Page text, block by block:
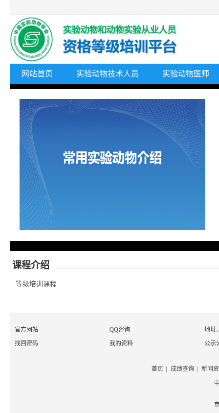
网站首页 实验动物技术人员 实验动物医师
课程介绍
等级培训课程
官方网站 QQ咨询
地址:
找回密码
我的资料 公示
首页 成绩查询 新闻